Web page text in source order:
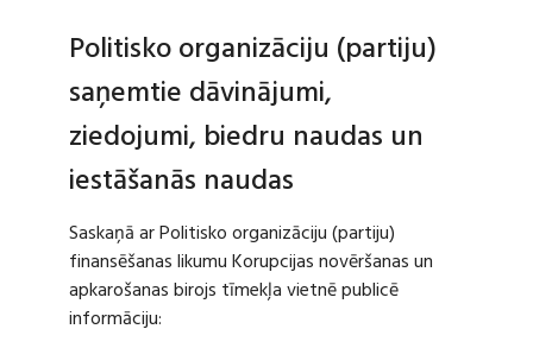
Politisko organizāciju (partiju)
saņemtie dāvinājumi,
ziedojumi, biedru naudas un
iestāšanās naudas
Saskaņā ar Politisko organizāciju (partiju)
finansēšanas likumu Korupcijas novēršanas un
apkarošanas birojs tīmekļa vietnē publicē
informāciju: